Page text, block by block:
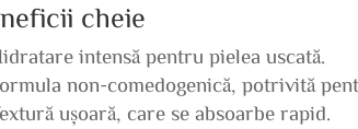
cheie
intensă pentru pielea uscată.
non-comedogenică, potrivită
ușoară, care se absoarbe rapid.